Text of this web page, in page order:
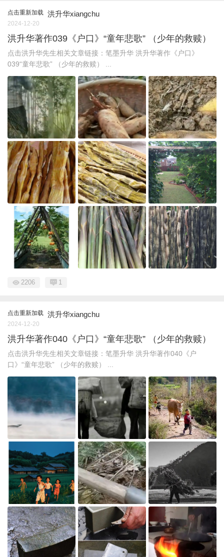
点击重新加载 洪升华xiangchu
2024-12-20
洪升华著作039《户口》“童年悲歌” （少年的救赎）
点击洪升华先生相关文章链接：笔墨升华 洪升华著作《户口》
039“童年悲歌” （少年的救赎） ...
2206 1
点击重新加载 洪升华xiangchu
2024-12-20
洪升华著作040《户口》“童年悲歌” （少年的救赎）
点击洪升华先生相关文章链接：笔墨升华 洪升华著作040《户
口》“童年悲歌” （少年的救赎） ...